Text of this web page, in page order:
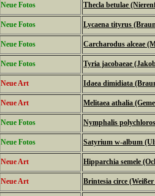
Neue Fotos Thecla betulae
Neue Fotos Lycaena tityrus
Neue Fotos Carcharodus alceae
Neue Fotos Tyria jacobaeae
Neue Art Idaea dimidiata
Neue Art Melitaea athalia
Neue Fotos Nymphalis
Neue Fotos Satyrium w-album
Neue Art Hipparchia semele
Neue Art Brintesia circe